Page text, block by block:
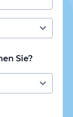
Sie?